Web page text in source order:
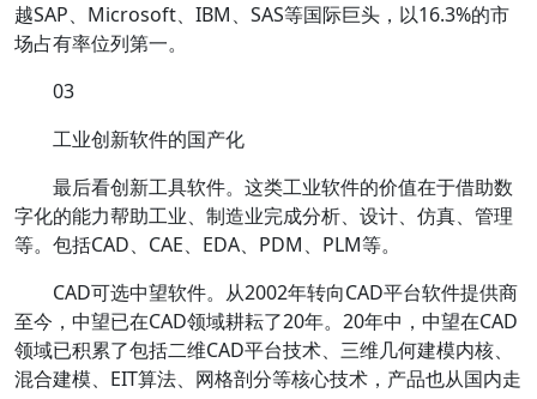
越SAP、Microsoft、IBM、SAS等国际巨头，以16.3%的市
场占有率位列第一。
03
工业创新软件的国产化
最后看创新工具软件。这类工业软件的价值在于借助数
字化的能力帮助工业、制造业完成分析、设计、仿真、管理
等。包括CAD、CAE、EDA、PDM、PLM等。
CAD可选中望软件。从2002年转向CAD平台软件提供商
至今，中望已在CAD领域耕耘了20年。20年中，中望在CAD
领域已积累了包括二维CAD平台技术、三维几何建模内核、
混合建模、EIT算法、网格剖分等核心技术，产品也从国内走